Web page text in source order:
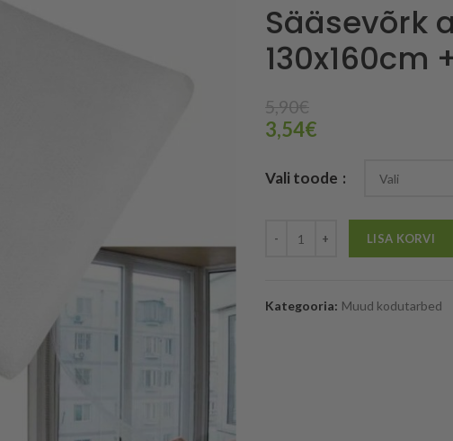
Sääsevõrk
5,90€
3,54€
Vali toode
LISA KORVI
Kategooria: Muud kodutarbed